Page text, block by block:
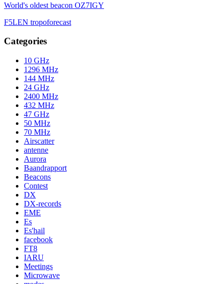
World's oldest beacon OZ7IGY
F5LEN tropoforecast
Categories
10 GHz
1296 MHz
144 MHz
24 GHz
2400 MHz
432 MHz
47 GHz
50 MHz
70 MHz
Airscatter
antenne
Aurora
Baandrapport
Beacons
Contest
DX
DX-records
EME
Es
Es'hail
facebook
FT8
IARU
Meetings
Microwave